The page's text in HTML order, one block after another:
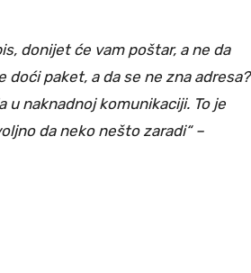
donijet će vam poštar, a ne da
doći paket, a da se ne zna adresa?
naknadnoj komunikaciji. To je
da neko nešto zaradi“ –